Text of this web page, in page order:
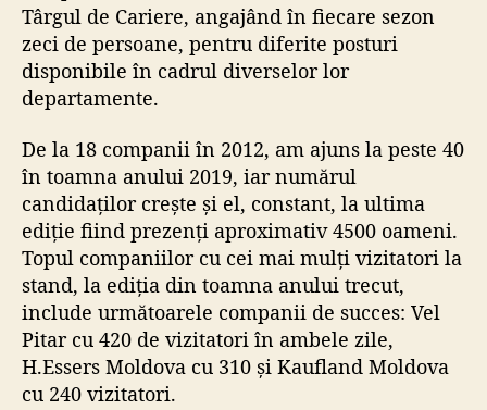
Târgul de Cariere, angajând în fiecare sezon
zeci de persoane, pentru diferite posturi
disponibile în cadrul diverselor lor
departamente.
De la 18 companii în 2012, am ajuns la peste 40
în toamna anului 2019, iar numărul
candidaților crește și el, constant, la ultima
ediție fiind prezenți aproximativ 4500 oameni.
Topul companiilor cu cei mai mulți vizitatori la
stand, la ediția din toamna anului trecut,
include următoarele companii de succes: Vel
Pitarcu 420 de vizitatori în ambele zile,
H.Essers Moldova cu 310 și Kaufland Moldova
cu 240 vizitatori.